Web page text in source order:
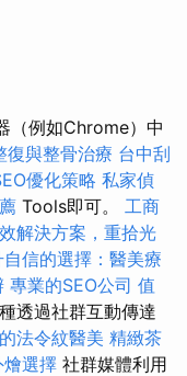
（例如​​Chrome）中
復與整骨治療 台中刮
優化策略 私家偵
Tools即可。 工商
解決方案，重拾光
信的選擇：醫美療
專業的SEO公司 值
透過社群互動傳達
法令紋醫美 精緻茶
燴選擇 社群媒體利用